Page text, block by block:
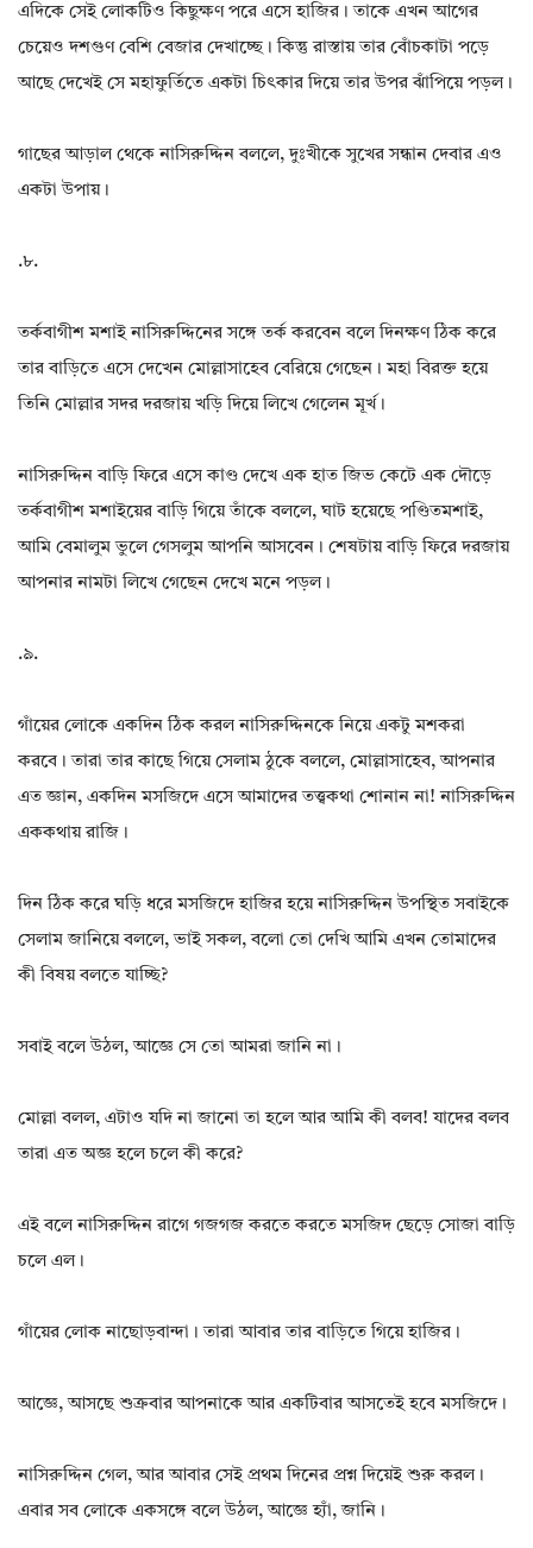
এদিকে সেই লোকটিও কিছুক্ষণ পরে এসে হাজির। তাকে এখন আগের
চেয়েও দশগুণ বেশি বেজার দেখাচ্ছে। কিন্তু রাস্তায় তার বোঁচকাটা পড়ে
আছে দেখেই সে মহাফুর্তিতে একটা চিৎকার দিয়ে তার উপর ঝাঁপিয়ে পড়ল।
গাছের আড়াল থেকে নাসিরুদ্দিন বললে, দুঃখীকে সুখের সন্ধান দেবার এও
একটা উপায়।
.৮.
তর্কবাগীশ মশাই নাসিরুদ্দিনের সঙ্গে তর্ক করবেন বলে দিনক্ষণ ঠিক করে
তার বাড়িতে এসে দেখেন মোল্লাসাহেব বেরিয়ে গেছেন। মহা বিরক্ত হয়ে
তিনি মোল্লার সদর দরজায় খড়ি দিয়ে লিখে গেলেন মূর্খ।
নাসিরুদ্দিন বাড়ি ফিরে এসে কাণ্ড দেখে এক হাত জিভ কেটে এক দৌড়ে
তর্কবাগীশ মশাইয়ের বাড়ি গিয়ে তাঁকে বললে, ঘাট হয়েছে পণ্ডিতমশাই,
আমি বেমালুম ভুলে গেসলুম আপনি আসবেন। শেষটায় বাড়ি ফিরে দরজায়
আপনার নামটা লিখে গেছেন দেখে মনে পড়ল।
.৯.
গাঁয়ের লোকে একদিন ঠিক করল নাসিরুদ্দিনকে নিয়ে একটু মশকরা
করবে। তারা তার কাছে গিয়ে সেলাম ঠুকে বললে, মোল্লাসাহেব, আপনার
এত জ্ঞান, একদিন মসজিদে এসে আমাদের তত্ত্বকথা শোনান না! নাসিরুদ্দিন
এককথায় রাজি।
দিন ঠিক করে ঘড়ি ধরে মসজিদে হাজির হয়ে নাসিরুদ্দিন উপস্থিত সবাইকে
সেলাম জানিয়ে বললে, ভাই সকল, বলো তো দেখি আমি এখন তোমাদের
কী বিষয় বলতে যাচ্ছি?
সবাই বলে উঠল, আজ্ঞে সে তো আমরা জানি না।
মোল্লা বলল, এটাও যদি না জানো তা হলে আর আমি কী বলব! যাদের বলব
তারা এত অজ্ঞ হলে চলে কী করে?
এই বলে নাসিরুদ্দিন রাগে গজগজ করতে করতে মসজিদ ছেড়ে সোজা বাড়ি
চলে এল।
গাঁয়ের লোক নাছোড়বান্দা। তারা আবার তার বাড়িতে গিয়ে হাজির।
আজ্ঞে, আসছে শুক্রবার আপনাকে আর একটিবার আসতেই হবে মসজিদে।
নাসিরুদ্দিন গেল, আর আবার সেই প্রথম দিনের প্রশ্ন দিয়েই শুরু করল।
এবার সব লোকে একসঙ্গে বলে উঠল, আজ্ঞে হ্যাঁ, জানি।